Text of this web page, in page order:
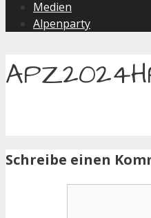
Medien
Alpenparty
Schreibe einen